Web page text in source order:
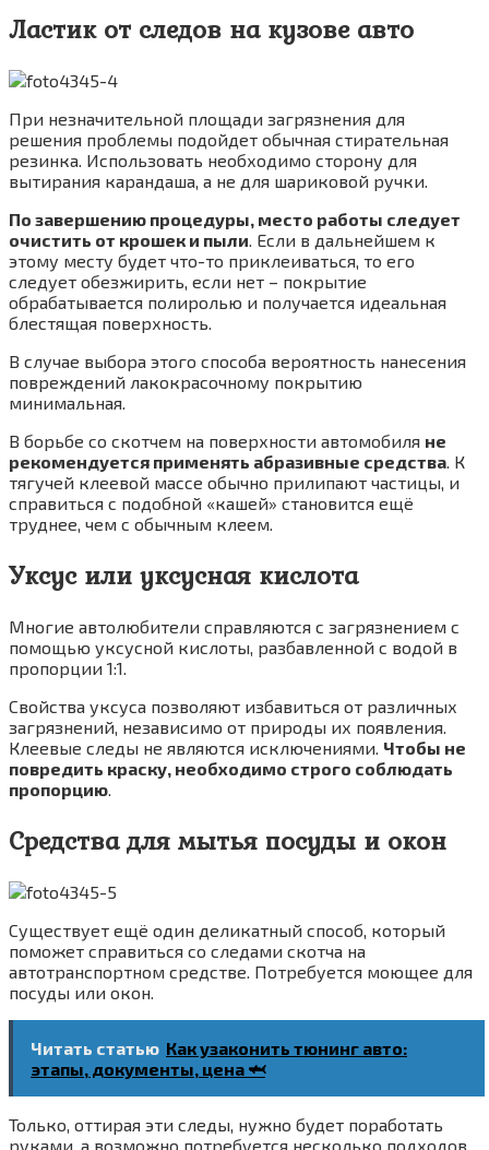
Ластик от следов на кузове авто
При незначительной площади загрязнения для
решения проблемы подойдет обычная стирательная
резинка. Использовать необходимо сторону для
вытирания карандаша, а не для шариковой ручки.
По завершению процедуры, место работы следует
очистить от крошек и пыли. Если в дальнейшем к
этому месту будет что-то приклеиваться, то его
следует обезжирить, если нет – покрытие
обрабатывается полиролью и получается идеальная
блестящая поверхность.
В случае выбора этого способа вероятность нанесения
повреждений лакокрасочному покрытию
минимальная.
В борьбе со скотчем на поверхности автомобиля не
рекомендуется применять абразивные средства. К
тягучей клеевой массе обычно прилипают частицы, и
справиться с подобной «кашей» становится ещё
труднее, чем с обычным клеем.
Уксус или уксусная кислота
Многие автолюбители справляются с загрязнением с
помощью уксусной кислоты, разбавленной с водой в
пропорции 1:1.
Свойства уксуса позволяют избавиться от различных
загрязнений, независимо от природы их появления.
Клеевые следы не являются исключениями. Чтобы не
повредить краску, необходимо строго соблюдать
пропорцию.
Средства для мытья посуды и окон
Существует ещё один деликатный способ, который
поможет справиться со следами скотча на
автотранспортном средстве. Потребуется моющее для
посуды или окон.
Читать статью Как узаконить тюнинг авто:
этапы, документы, цена 🦈
Только, оттирая эти следы, нужно будет поработать
руками, а возможно потребуется несколько подходов.